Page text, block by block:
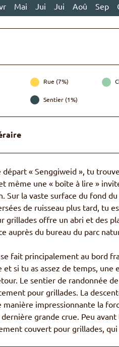
Mai Jui Jui Aoû Sep
Rue (7%)
Sentier (1%)
départ « Senggiweid », tu
même une « boîte à lire »
Sur la vaste surface du fond
de ruisseau plus tard, tu
grillades offre un abri et des
auprès du bureau du parc
fait principalement au bord
si tu as assez de temps, une
Le sentier de randonnée
pour grillades. La
impressionnante la
grande crue. Peu
couvert pour grillades,